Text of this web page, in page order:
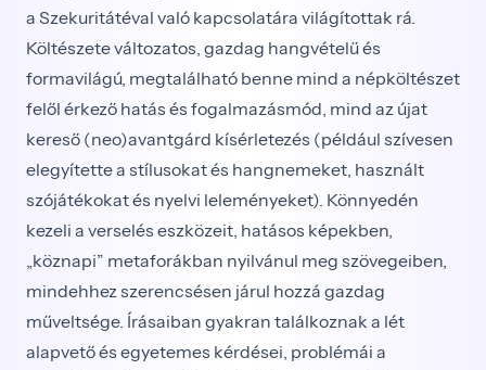
a Szekuritátéval való kapcsolatára világítottak rá.
Költészete változatos, gazdag hangvételű és
formavilágú, megtalálható benne mind a népköltészet
felől érkező hatás és fogalmazásmód, mind az újat
kereső (neo)avantgárd kísérletezés (például szívesen
elegyítette a stílusokat és hangnemeket, használt
szójátékokat és nyelvi leleményeket). Könnyedén
kezeli a verselés eszközeit, hatásos képekben,
„köznapi” metaforákban nyilvánul meg szövegeiben,
mindehhez szerencsésen járul hozzá gazdag
műveltsége. Írásaiban gyakran találkoznak a lét
alapvető és egyetemes kérdései, problémái a